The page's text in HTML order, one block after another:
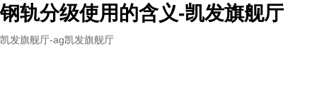
钢轨分级使用的含义-凯发旗舰厅
凯发旗舰厅-ag凯发旗舰厅